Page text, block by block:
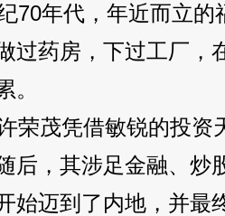
70年代，年近而立
过药房，下过工厂，
。
荣茂凭借敏锐的投资
后，其涉足金融、炒
始迈到了内地，并最